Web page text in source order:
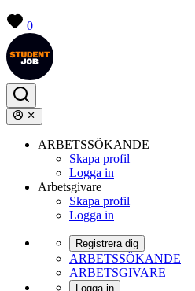
0
ARBETSSÖKANDE
Skapa profil
Logga in
Arbetsgivare
Skapa profil
Logga in
Registrera dig
ARBETSSÖKANDE
ARBETSGIVARE
Logga in